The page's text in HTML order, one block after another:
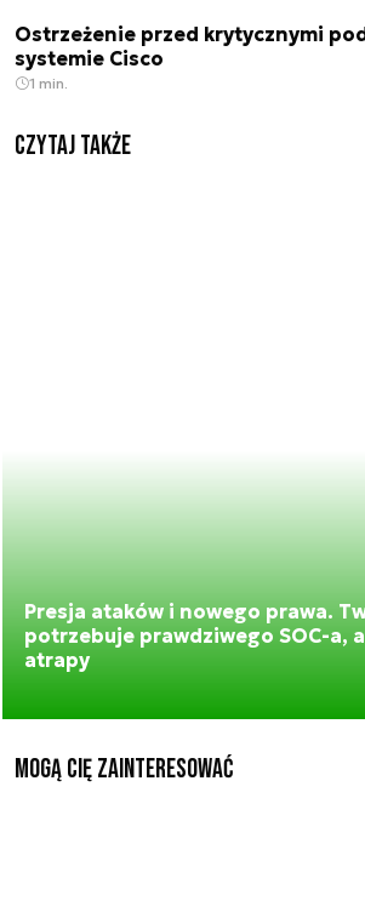
Ostrzeżenie przed krytycznymi
systemie Cisco
1 min.
Czytaj także
Presja ataków i nowego prawa.
potrzebuje prawdziwego SOC-a,
atrapy
Mogą Cię zainteresować